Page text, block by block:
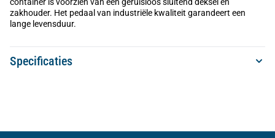
zakhouder. Het pedaal van industriële kwaliteit garandeert een
lange levensduur.
Specificaties